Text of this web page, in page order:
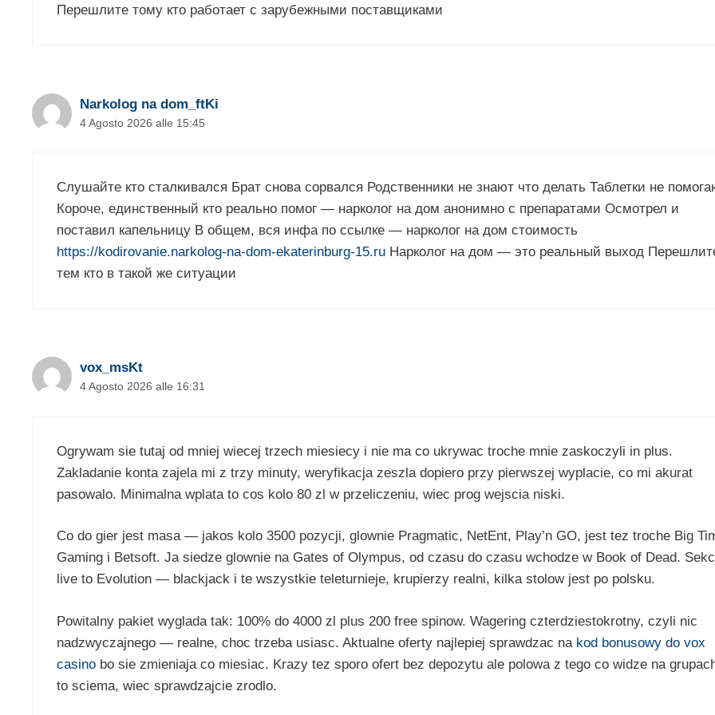
Перешлите тому кто работает с зарубежными поставщиками
Narkolog na dom_ftKi
4 Agosto 2026 alle 15:45
Слушайте кто сталкивался Брат снова сорвался Родственники не знают что делать Таблетки не
Короче, единственный кто реально помог — нарколог на дом анонимно с препаратами Осмотрел и
поставил капельницу В общем, вся инфа по ссылке — нарколог на дом стоимость
https://kodirovanie.narkolog-na-dom-ekaterinburg-15.ru Нарколог на дом — это реальный выход
тем кто в такой же ситуации
vox_msKt
4 Agosto 2026 alle 16:31
Ogrywam sie tutaj od mniej wiecej trzech miesiecy i nie ma co ukrywac troche mnie zaskoczyli in plus.
Zakladanie konta zajela mi z trzy minuty, weryfikacja zeszla dopiero przy pierwszej wyplacie, co mi akurat
pasowalo. Minimalna wplata to cos kolo 80 zl w przeliczeniu, wiec prog wejscia niski.
Co do gier jest masa — jakos kolo 3500 pozycji, glownie Pragmatic, NetEnt, Play’n GO, jest tez troche Big
Gaming i Betsoft. Ja siedze glownie na Gates of Olympus, od czasu do czasu wchodze w Book of Dead.
live to Evolution — blackjack i te wszystkie teleturnieje, krupierzy realni, kilka stolow jest po polsku.
Powitalny pakiet wyglada tak: 100% do 4000 zl plus 200 free spinow. Wagering czterdziestokrotny, czyli nic
nadzwyczajnego — realne, choc trzeba usiasc. Aktualne oferty najlepiej sprawdzac na kod bonusowy do vox
casino bo sie zmieniaja co miesiac. Krazy tez sporo ofert bez depozytu ale polowa z tego co widze na
to sciema, wiec sprawdzajcie zrodlo.